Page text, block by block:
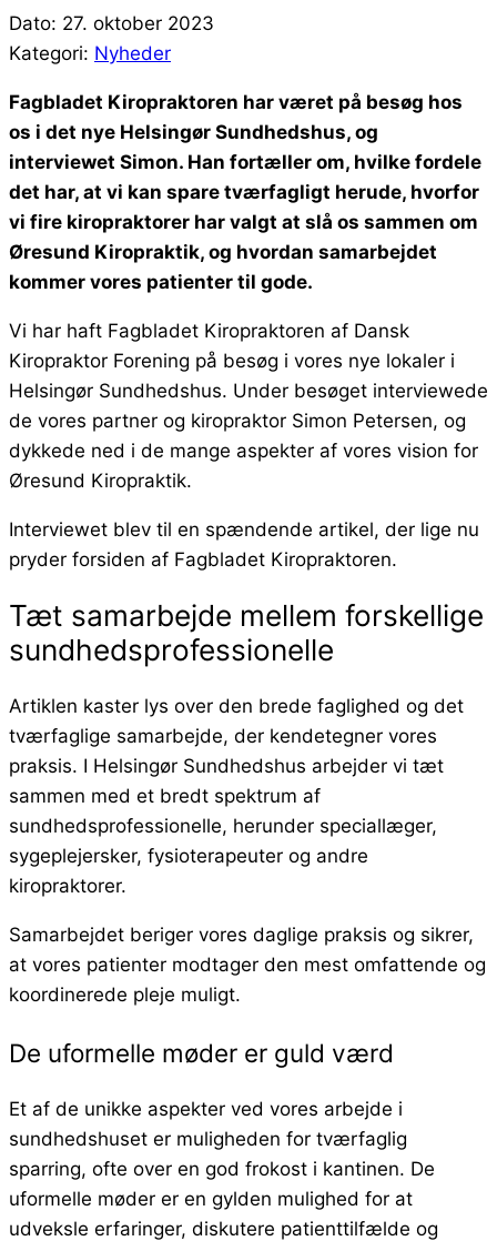
Dato: 27. oktober 2023
Kategori: Nyheder
Fagbladet Kiropraktoren har været på besøg hos
os i det nye Helsingør Sundhedshus, og
interviewet Simon. Han fortæller om, hvilke fordele
det har, at vi kan spare tværfagligt herude, hvorfor
vi fire kiropraktorer har valgt at slå os sammen om
Øresund Kiropraktik, og hvordan samarbejdet
kommer vores patienter til gode.
Vi har haft Fagbladet Kiropraktoren af Dansk
Kiropraktor Forening på besøg i vores nye lokaler i
Helsingør Sundhedshus. Under besøget interviewede
de vores partner og kiropraktor Simon Petersen, og
dykkede ned i de mange aspekter af vores vision for
Øresund Kiropraktik.
Interviewet blev til en spændende artikel, der lige nu
pryder forsiden af Fagbladet Kiropraktoren.
Tæt samarbejde mellem forskellige
sundhedsprofessionelle
Artiklen kaster lys over den brede faglighed og det
tværfaglige samarbejde, der kendetegner vores
praksis. I Helsingør Sundhedshus arbejder vi tæt
sammen med et bredt spektrum af
sundhedsprofessionelle, herunder speciallæger,
sygeplejersker, fysioterapeuter og andre
kiropraktorer.
Samarbejdet beriger vores daglige praksis og sikrer,
at vores patienter modtager den mest omfattende og
koordinerede pleje muligt.
De uformelle møder er guld værd
Et af de unikke aspekter ved vores arbejde i
sundhedshuset er muligheden for tværfaglig
sparring, ofte over en god frokost i kantinen. De
uformelle møder er en gylden mulighed for at
udveksle erfaringer, diskutere patienttilfælde og